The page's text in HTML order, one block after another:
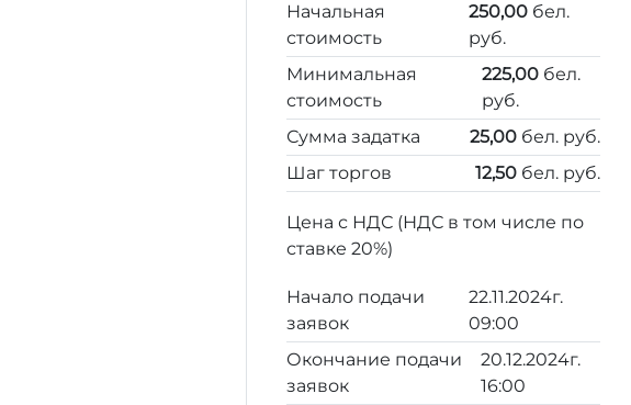
Начальная
стоимость
250,00 бел.
руб.
Минимальная
стоимость
225,00бел.
руб.
Сумма задатка
25,00 бел. руб.
Шаг торгов
12,50 бел. руб.
Цена с НДС (НДС в том числе по
ставке 20%)
Начало подачи
заявок
22.11.2024г.
09:00
Окончание подачи
заявок
20.12.2024г.
16:00